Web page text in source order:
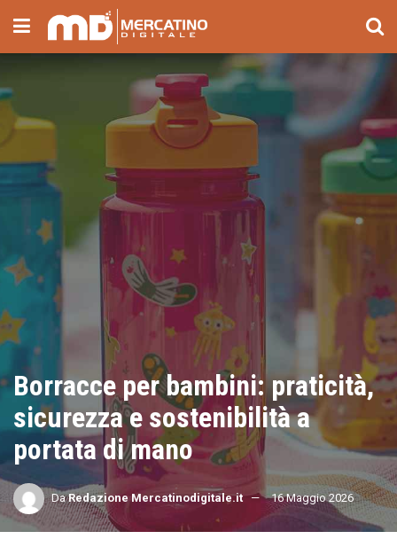
Borracce per bambini: praticità,
sicurezza e sostenibilità a
portata di mano
Da Redazione Mercatinodigitale.it 16 Maggio 2026